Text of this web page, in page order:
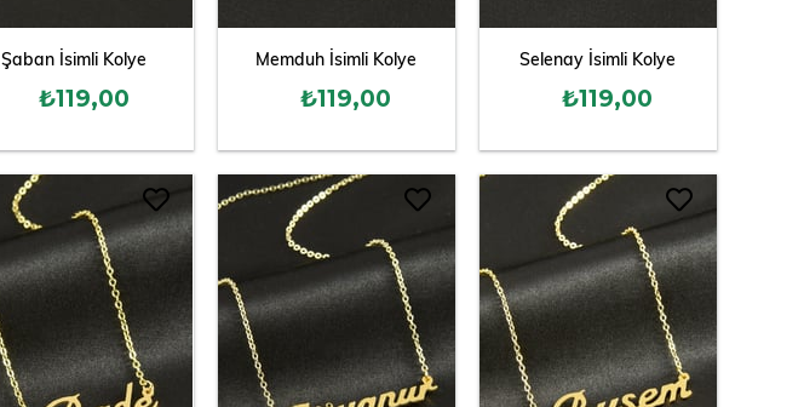
Şaban İsimli Kolye
₺119,00
Memduh İsimli Kolye
₺119,00
Selenay İsimli Kolye
₺119,00